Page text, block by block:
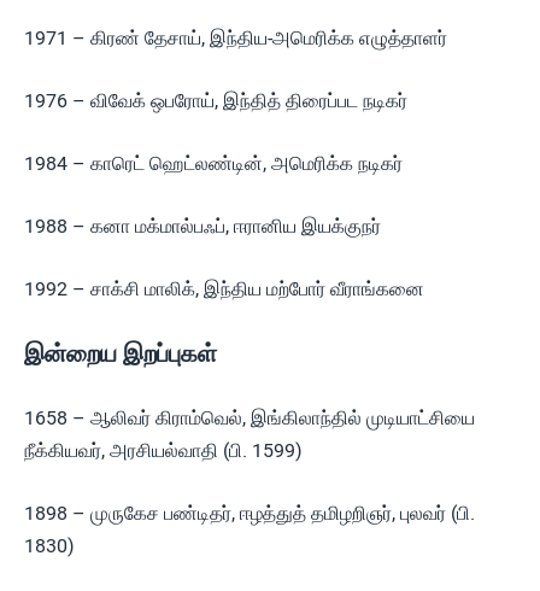
1971 – கிரண் தேசாய், இந்திய-அமெரிக்க எழுத்தாளர்
1976 – விவேக் ஒபரோய், இந்தித் திரைப்பட நடிகர்
1984 – காரெட் ஹெட்லண்டின், அமெரிக்க நடிகர்
1988 – கனா மக்மால்பஃப், ஈரானிய இயக்குநர்
1992 – சாக்சி மாலிக், இந்திய மற்போர் வீராங்கனை
இன்றைய இறப்புகள்
1658 – ஆலிவர் கிராம்வெல், இங்கிலாந்தில் முடியாட்சியை
நீக்கியவர், அரசியல்வாதி (பி. 1599)
1898 – முருகேச பண்டிதர், ஈழத்துத் தமிழறிஞர், புலவர் (பி.
1830)